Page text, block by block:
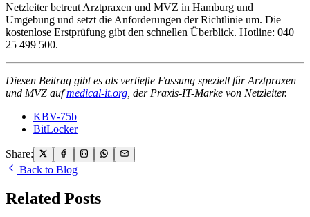
Netzleiter betreut Arztpraxen und MVZ in Hamburg und
Umgebung und setzt die Anforderungen der Richtlinie um. Die
kostenlose Erstprüfung gibt den schnellen Überblick. Hotline: 040
25 499 500.
Diesen Beitrag gibt es als vertiefte Fassung speziell für Arztpraxen
und MVZ aufmedical-it.org , der Praxis-IT-Marke von Netzleiter.
KBV-75b
BitLocker
Share:
Back to Blog
Related Posts